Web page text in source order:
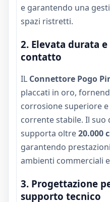
e garantendo una
spazi ristretti.
2. Elevata durata
contatto
IL Connettore Pogo
placcati in oro,
corrosione superiore
corrente stabile. Il suo
supporta oltre20.000
garantendo
ambienti commerciali
3. Progettazione
supporto tecnico